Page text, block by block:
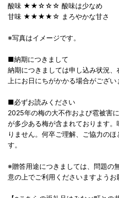
酸味 ★★☆☆☆ 酸味は少なめ
甘味 ★★★★☆ まろやかな甘さ
※写真はイメージです。
■納期につきまして
納期につきましては申し込み状況
上にお日にちがかかる場合がござい
■必ずお読みください
2025年の梅の大不作および雹被害
が多少ある梅が含まれております
りません。何卒ご理解、ご協力の
す。
※贈答用途につきましては、問題の
意の上でご利用くださいますようお